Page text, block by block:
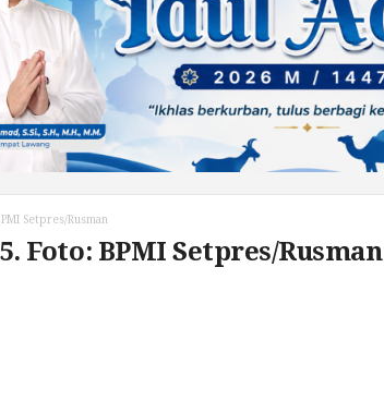
Setpres/Rusman
Foto: BPMI Setpres/Rusman